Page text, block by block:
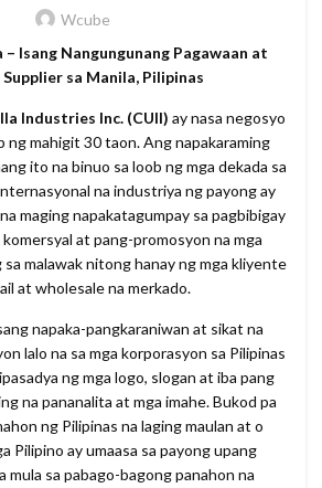
Wcube
– Isang Nangungunang Pagawaan at
Supplier sa Manila, Pilipinas
Industries Inc. (CUII) ay nasa negosyo
ng mahigit 30 taon. Ang napakaraming
ito na binuo sa loob ng mga dekada sa
na industriya ng payong ay
maging napakatagumpay sa pagbibigay
at pang-promosyon na mga
malawak nitong hanay ng mga kliyente
at wholesale na merkado.
napaka-pangkaraniwan at sikat na
lalo na sa mga korporasyon sa Pilipinas
ng mga logo, slogan at iba pang
na pananalita at mga imahe. Bukod pa
ng Pilipinas na laging maulan at o
Pilipino ay umaasa sa payong upang
mula sa pabago-bagong panahon na